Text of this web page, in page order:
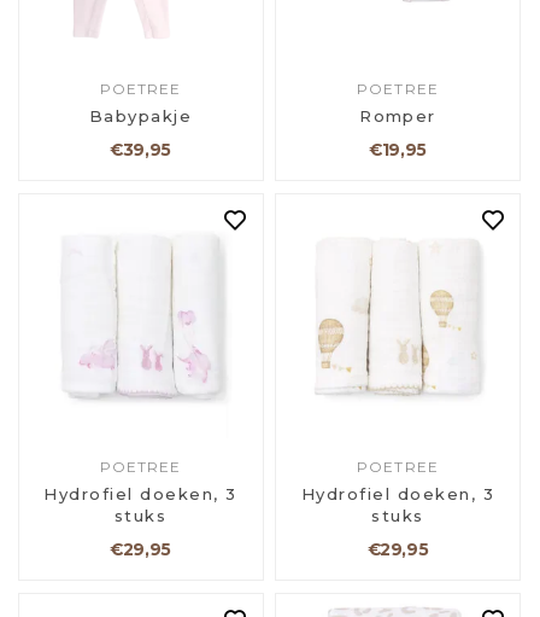
POETREE
Babypakje
€39,95
POETREE
Romper
€19,95
POETREE
Hydrofiel doeken, 3
stuks
€29,95
POETREE
Hydrofiel doeken, 3
stuks
€29,95